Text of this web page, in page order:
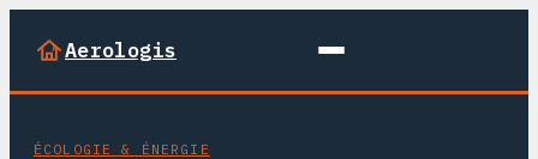
Aerologis
ÉCOLOGIE & ÉNERGIE